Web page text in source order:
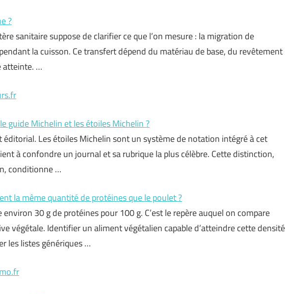
?
sanitaire suppose de clarifier ce que l’on mesure : la migration de
la cuisson. Ce transfert dépend du matériau de base, du revêtement
atteinte. …
guide Michelin et les étoiles Michelin ?
éditorial. Les étoiles Michelin sont un système de notation intégré à cet
à confondre un journal et sa rubrique la plus célèbre. Cette distinction,
conditionne …
la même quantité de protéines que le poulet ?
30 g de protéines pour 100 g. C’est le repère auquel on compare
végétale. Identifier un aliment végétalien capable d’atteindre cette densité
les listes génériques …